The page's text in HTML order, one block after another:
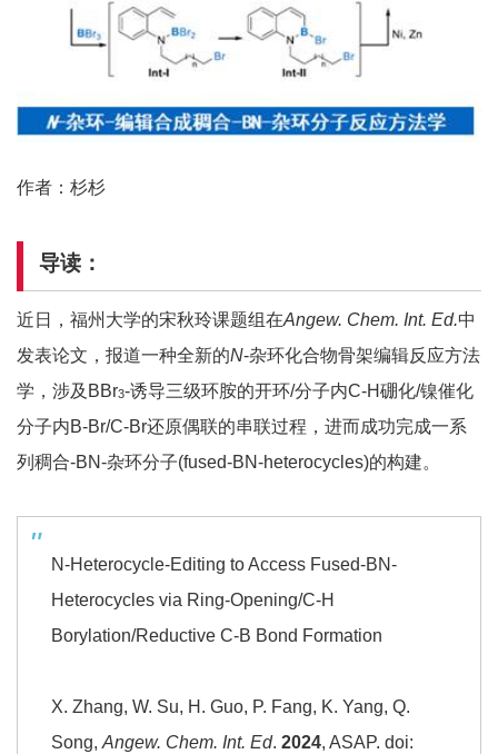
作者：杉杉
导读：
近日，福州大学的宋秋玲课题组在Angew. Chem. Int. Ed.中
发表论文，报道一种全新的N-杂环化合物骨架编辑反应方法
学，涉及BBr3-诱导三级环胺的开环/分子内C-H硼化/镍催化
分子内B-Br/C-Br还原偶联的串联过程，进而成功完成一系
列稠合-BN-杂环分子(fused-BN-heterocycles)的构建。
N-Heterocycle-Editing to Access Fused-BN-
Heterocycles via Ring-Opening/C-H
Borylation/Reductive C-B Bond Formation
X. Zhang, W. Su, H. Guo, P. Fang, K. Yang, Q.
Song, Angew. Chem. Int. Ed. 2024, ASAP. doi: